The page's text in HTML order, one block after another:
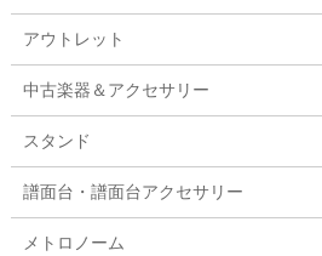
アウトレット
中古楽器＆アクセサリー
スタンド
譜面台・譜面台アクセサリー
メトロノーム